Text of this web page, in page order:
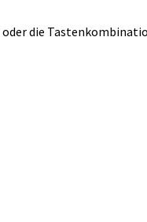
die